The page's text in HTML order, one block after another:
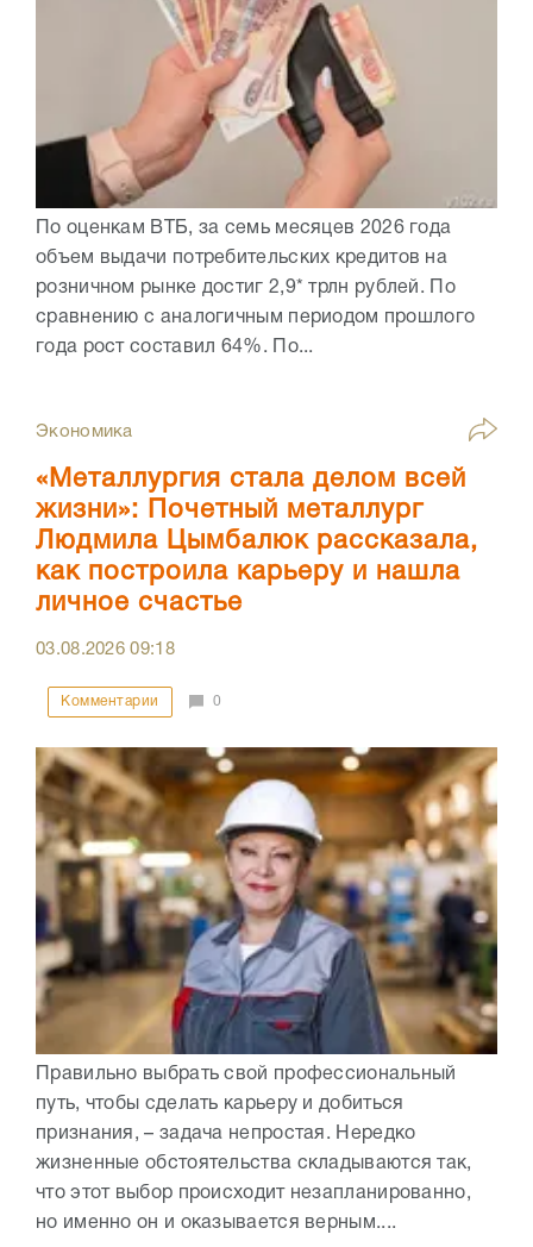
По оценкам ВТБ, за семь месяцев 2026 года
объем выдачи потребительских кредитов на
розничном рынке достиг 2,9* трлн рублей. По
сравнению с аналогичным периодом прошлого
года рост составил 64%. По...
Экономика
«Металлургия стала делом всей
жизни»: Почетный металлург
Людмила Цымбалюк рассказала,
как построила карьеру и нашла
личное счастье
03.08.202609:18
Комментарии 0
Правильно выбрать свой профессиональный
путь, чтобы сделать карьеру и добиться
признания, – задача непростая. Нередко
жизненные обстоятельства складываются так,
что этот выбор происходит незапланированно,
но именно он и оказывается верным....